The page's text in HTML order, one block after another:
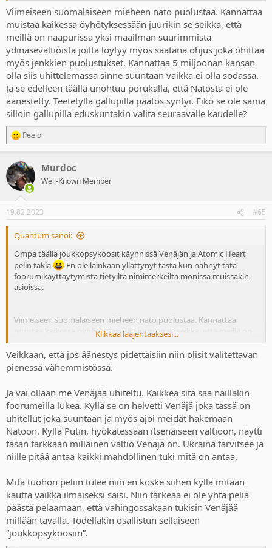
Viimeiseen suomalaiseen mieheen nato puolustaa. Kannattaa
muistaa kaikessa öyhötyksessään juurikin se seikka, että
meillä on naapurissa yksi maailman suurimmista
ydinasevaltioista joilta löytyy myös saatana ohjus joka ohittaa
myös jenkkien puolustukset. Kannattaa 5 miljoonan kansan
olla siis uhittelemassa sinne suuntaan vaikka ei olla sodassa.
Ja se edelleen täällä unohtuu porukalla, että Natosta ei ole
äänestetty. Teetetyllä gallupilla päätös syntyi. Eikö se ole sama
silloin gallupilla eduskuntakin valita seuraavalle kaudelle?
R
e
c
t
i
s
:
Peelo
Murdoc
Well-Known Member
19.02.2023 #65
Quantum sanoi:
Ompa täällä joukkopsykoosit käynnissä Venäjän ja Atomic Heart
pelin takia
En ole lainkaan yllättynyt tästä kun nähnyt tätä
foorumikäyttäytymistä tietyiltä nimimerkeiltä monissa muissakin
asioissa.
Viimeiseen suomalaiseen mieheen nato puolustaa. Kannattaa
muistaa kaikessa öyhötyksessään juurikin se seikka, että meillä on
naapurissa yksi maailman suurimmista ydinasevaltioista joilta
löytyy myös saatana ohjus joka ohittaa myös jenkkien
puolustukset. Kannattaa 5 miljoonan kansan olla siis uhittelemassa
sinne suuntaan vaikka ei olla sodassa.
äänestetty. Teetetyllä gallupilla päätös syntyi. Eikö se ole sama
silloin gallupilla eduskuntakin valita seuraavalle kaudelle?
Klikkaa laajentaaksesi...
Veikkaan, että jos äänestys pidettäisiin niin olisit valitettavan
pienessä vähemmistössä.
Ja vai ollaan me Venäjää uhiteltu. Kaikkea sitä saa näilläkin
foorumeilla lukea. Kyllä se on helvetti Venäjä joka tässä on
uhitellut joka suuntaan ja myös ajoi meidät hakemaan
Natoon. Kyllä Putin, hyökätessään itsenäiseen valtioon, näytti
tasan tarkkaan millainen valtio Venäjä on. Ukraina tarvitsee ja
niille pitää antaa kaikki mahdollinen tuki mitä on antaa.
Mitä tuohon peliin tulee niin en koske siihen kyllä mitään
kautta vaikka ilmaiseksi saisi. Niin tärkeää ei ole yhtä peliä
päästä pelaamaan, että vahingossakaan tukisin Venäjää
millään tavalla. Todellakin osallistun sellaiseen
”joukkopsykoosiin”.